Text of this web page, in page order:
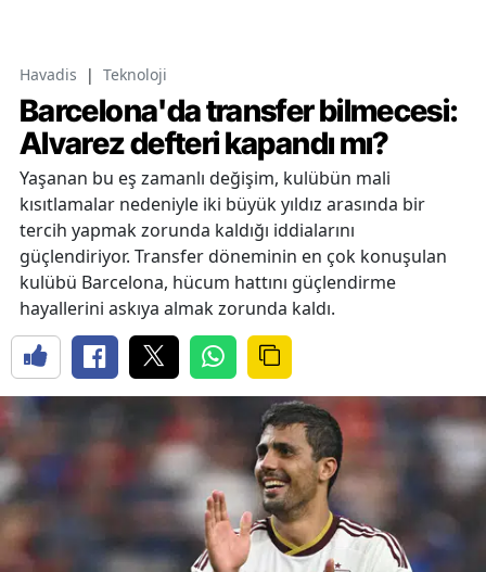
Havadis | Teknoloji
Barcelona'da transfer bilmecesi:
Alvarez defteri kapandı mı?
Yaşanan bu eş zamanlı değişim, kulübün mali
kısıtlamalar nedeniyle iki büyük yıldız arasında bir
tercih yapmak zorunda kaldığı iddialarını
güçlendiriyor. Transfer döneminin en çok konuşulan
kulübü Barcelona, hücum hattını güçlendirme
hayallerini askıya almak zorunda kaldı.